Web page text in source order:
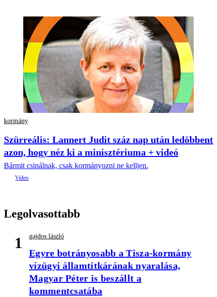
kormány
Szürreális: Lannert Judit száz nap után ledöbbent
azon, hogy néz ki a minisztériuma + videó
Bármit csinálnak, csak kormányozni ne kelljen.
Legolvasottabb
1 gajdos lászló
Egyre botrányosabb a Tisza-kormány
vízügyi államtitkárának nyaralása,
Magyar Péter is beszállt a
kommentcsatába